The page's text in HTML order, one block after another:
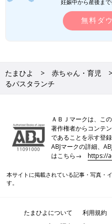
妊娠中から産後ま
無料ダ
たまひよ 赤ちゃん・育児
るパスタランチ
ＡＢＪマークは、こ
著作権者からコンテ
であることを示す登
ABJマークの詳細、
はこちら→https://
本サイトに掲載されている記事・写真・
す。
たまひよについて 利用規約